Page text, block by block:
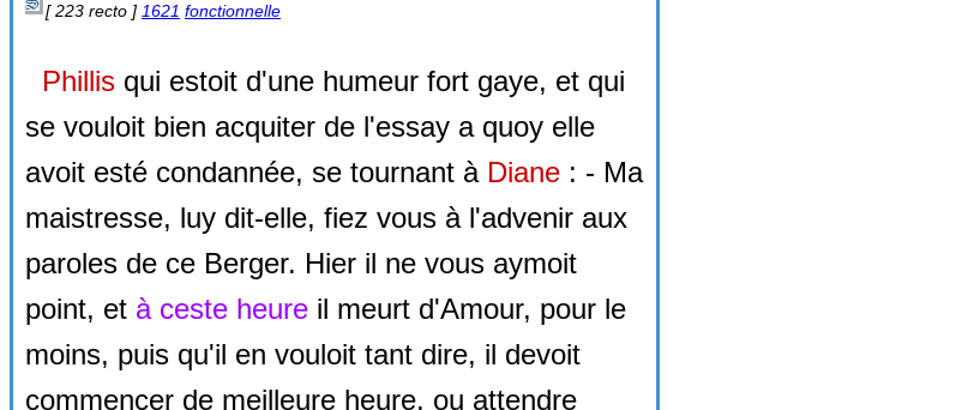
[ 223 recto ] 1621 fonctionnelle
Phillis qui estoit d'une humeur fort gaye, et qui
se vouloit bien acquiter de l'essay a quoy elle
avoit esté condannée, se tournant à Diane : - Ma
maistresse, luy dit-elle, fiez vous à l'advenir aux
paroles de ce Berger. Hier il ne vous aymoit
point, et à ceste heure il meurt d'Amour, pour le
moins, puis qu'il en vouloit tant dire, il devoit
commencer de meilleure heure, ou attendre